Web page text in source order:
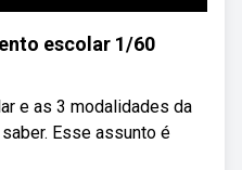
escolar 1/60
e as 3 modalidades da
Esse assunto é